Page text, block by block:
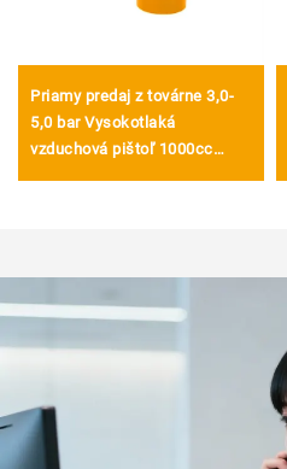
Priamy predaj z továrne 3,0-
5,0 bar Vysokotlaká
vzduchová pištoľ 1000cc